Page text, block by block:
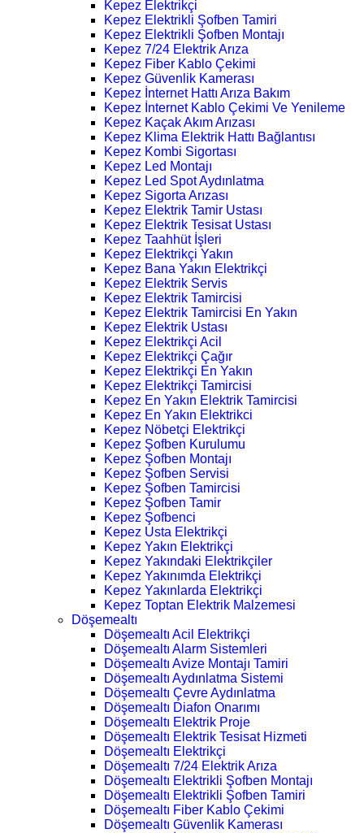
Kepez Elektrikçi
Kepez Elektrikli Şofben Tamiri
Kepez Elektrikli Şofben Montajı
Kepez 7/24 Elektrik Arıza
Kepez Fiber Kablo Çekimi
Kepez Güvenlik Kamerası
Kepez İnternet Hattı Arıza Bakım
Kepez İnternet Kablo Çekimi Ve Yenileme
Kepez Kaçak Akım Arızası
Kepez Klima Elektrik Hattı Bağlantısı
Kepez Kombi Sigortası
Kepez Led Montajı
Kepez Led Spot Aydınlatma
Kepez Sigorta Arızası
Kepez Elektrik Tamir Ustası
Kepez Elektrik Tesisat Ustası
Kepez Taahhüt İşleri
Kepez Elektrikçi Yakın
Kepez Bana Yakın Elektrikçi
Kepez Elektrik Servis
Kepez Elektrik Tamircisi
Kepez Elektrik Tamircisi En Yakın
Kepez Elektrik Ustası
Kepez Elektrikçi Acil
Kepez Elektrikçi Çağır
Kepez Elektrikçi En Yakın
Kepez Elektrikçi Tamircisi
Kepez En Yakın Elektrik Tamircisi
Kepez En Yakın Elektrikci
Kepez Nöbetçi Elektrikçi
Kepez Şofben Kurulumu
Kepez Şofben Montajı
Kepez Şofben Servisi
Kepez Şofben Tamircisi
Kepez Şofben Tamir
Kepez Şofbenci
Kepez Usta Elektrikçi
Kepez Yakın Elektrikçi
Kepez Yakındaki Elektrikçiler
Kepez Yakınımda Elektrikçi
Kepez Yakınlarda Elektrikçi
Kepez Toptan Elektrik Malzemesi
Döşemealtı
Döşemealtı Acil Elektrikçi
Döşemealtı Alarm Sistemleri
Döşemealtı Avize Montajı Tamiri
Döşemealtı Aydınlatma Sistemi
Döşemealtı Çevre Aydınlatma
Döşemealtı Diafon Onarımı
Döşemealtı Elektrik Proje
Döşemealtı Elektrik Tesisat Hizmeti
Döşemealtı Elektrikçi
Döşemealtı 7/24 Elektrik Arıza
Döşemealtı Elektrikli Şofben Montajı
Döşemealtı Elektrikli Şofben Tamiri
Döşemealtı Fiber Kablo Çekimi
Döşemealtı Güvenlik Kamerası